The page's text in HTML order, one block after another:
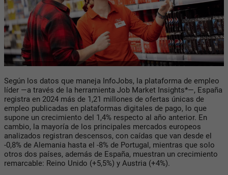
Según los datos que maneja InfoJobs, la plataforma de empleo
líder —a través de la herramienta Job Market Insights*—, España
registra en 2024 más de 1,21 millones de ofertas únicas de
empleo publicadas en plataformas digitales de pago, lo que
supone un crecimiento del 1,4% respecto al año anterior. En
cambio, la mayoría de los principales mercados europeos
analizados registran descensos, con caídas que van desde el
-0,8% de Alemania hasta el -8% de Portugal, mientras que solo
otros dos países, además de España, muestran un crecimiento
remarcable: Reino Unido (+5,5%) y Austria (+4%).